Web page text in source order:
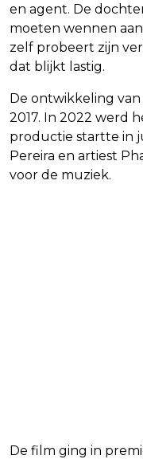
en agent. De
moeten wennen
zelf probeert zijn
dat blijkt lastig.
De ontwikkeling van
2017. In 2022 werd
productie startte in
Pereira en artiest
voor de muziek.
De film ging in